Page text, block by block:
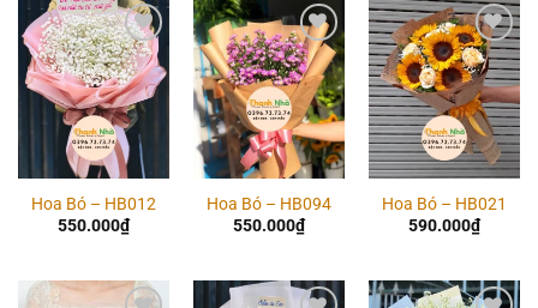
Add to
wishlist
Hoa Bó – HB012
550.000₫
Add to
wishlist
Hoa Bó – HB094
550.000₫
Add to
wishlist
Hoa Bó – HB021
590.000₫